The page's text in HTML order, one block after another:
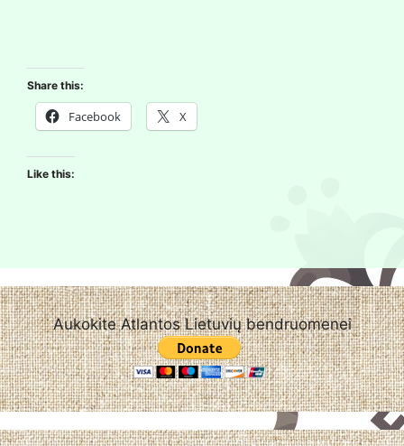
Share this:
Facebook X
Like this:
Aukokite Atlantos Lietuvių bendruomenei